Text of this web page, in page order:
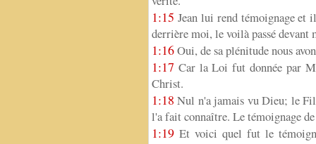
1:15 Jean lui rend témoignage
derrière moi, le voilà passé
1:16Oui, de sa plénitude nous
1:17 Car la Loi fut donnée par
Christ.
1:18 Nul n'a jamais vu Dieu; le
l'a fait connaître. Le témoignage de
1:19 Et voici quel fut le